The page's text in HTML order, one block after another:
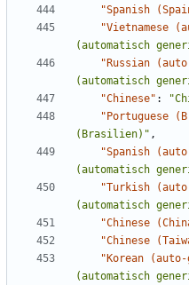
"Spanish
"Vietnamese
(automatisch
"Russian
(automatisch
"Chinese" :
"Portuguese
(Brasilien)" ,
"Spanish
(automatisch
"Turkish
(automatisch
"Chinese
"Chinese
"Korean
(automatisch